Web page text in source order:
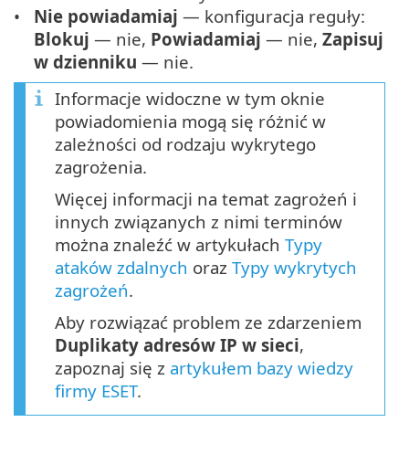
Nie powiadamiaj — konfiguracja reguły:
Blokuj — nie, Powiadamiaj — nie,Zapisuj
w dzienniku — nie.
Informacje widoczne w tym oknie
powiadomienia mogą się różnić w
zależności od rodzaju wykrytego
zagrożenia.
Więcej informacji na temat zagrożeń i
innych związanych z nimi terminów
można znaleźć w artykułach Typy
ataków zdalnych oraz Typy wykrytych
zagrożeń.
Aby rozwiązać problem ze zdarzeniem
Duplikaty adresów IP w sieci,
zapoznaj się z artykułem bazy wiedzy
firmy ESET.